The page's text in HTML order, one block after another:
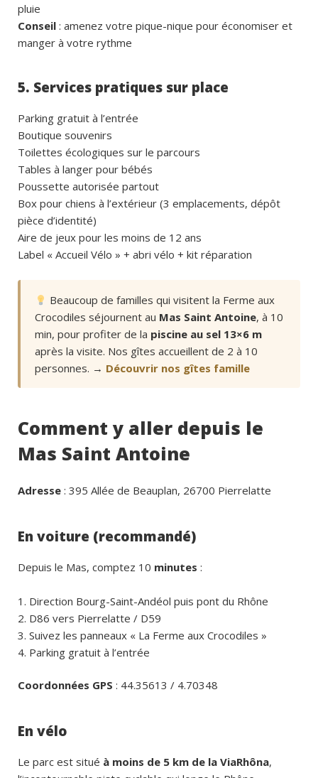
pluie
Conseil : amenez votre pique-nique pour économiser et
manger à votre rythme
5. Services pratiques sur place
Parking gratuit à l’entrée
Boutique souvenirs
Toilettes écologiques sur le parcours
Tables à langer pour bébés
Poussette autorisée partout
Box pour chiens à l’extérieur (3 emplacements, dépôt
pièce d’identité)
Aire de jeux pour les moins de 12 ans
Label « Accueil Vélo » + abri vélo + kit réparation
Beaucoup de familles qui visitent la Ferme aux
Crocodiles séjournent au Mas Saint Antoine, à 10
min, pour profiter de la piscine au sel 13×6 m
après la visite. Nos gîtes accueillent de 2 à 10
personnes. → Découvrir nos gîtes famille
Comment y aller depuis le
Mas Saint Antoine
Adresse : 395 Allée de Beauplan, 26700 Pierrelatte
En voiture (recommandé)
Depuis le Mas, comptez 10 minutes :
Direction Bourg-Saint-Andéol puis pont du Rhône
D86 vers Pierrelatte / D59
Suivez les panneaux « La Ferme aux Crocodiles »
Parking gratuit à l’entrée
Coordonnées GPS : 44.35613 / 4.70348
En vélo
Le parc est situé à moins de 5 km de la ViaRhôna,